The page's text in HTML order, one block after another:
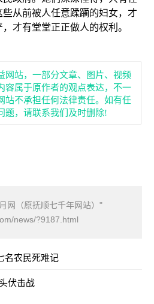
从前被人任意蹂躏的妇女，才
才有堂堂正正做人的权利。
网站，一部分文章、图片、视频
容属于原作者的观点表达，不一
站不承担任何法律责任。如有任
题，请联系我们及时删除!
网（原抚顺七千年网站）"
news/?9187.html
名农民死难记
伏击战